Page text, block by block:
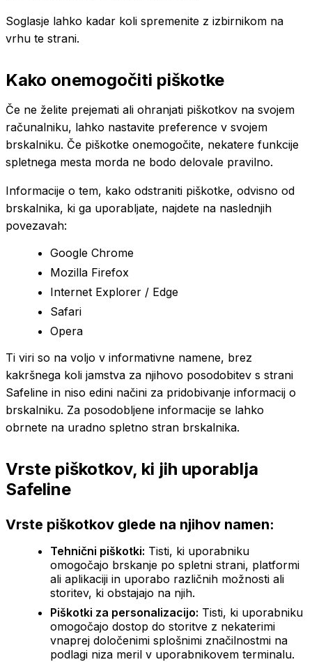
Soglasje lahko kadar koli spremenite z izbirnikom na
vrhu te strani.
Kako onemogočiti piškotke
Če ne želite prejemati ali ohranjati piškotkov na svojem
računalniku, lahko nastavite preference v svojem
brskalniku. Če piškotke onemogočite, nekatere funkcije
spletnega mesta morda ne bodo delovale pravilno.
Informacije o tem, kako odstraniti piškotke, odvisno od
brskalnika, ki ga uporabljate, najdete na naslednjih
povezavah:
Google Chrome
Mozilla Firefox
Internet Explorer / Edge
Safari
Opera
Ti viri so na voljo v informativne namene, brez
kakršnega koli jamstva za njihovo posodobitev s strani
Safeline in niso edini načini za pridobivanje informacij o
brskalniku. Za posodobljene informacije se lahko
obrnete na uradno spletno stran brskalnika.
Vrste piškotkov, ki jih uporablja
Safeline
Vrste piškotkov glede na njihov namen:
Tehnični piškotki: Tisti, ki uporabniku
omogočajo brskanje po spletni strani, platformi
ali aplikaciji in uporabo različnih možnosti ali
storitev, ki obstajajo na njih.
Piškotki za personalizacijo: Tisti, ki uporabniku
omogočajo dostop do storitve z nekaterimi
vnaprej določenimi splošnimi značilnostmi na
podlagi niza meril v uporabnikovem terminalu.